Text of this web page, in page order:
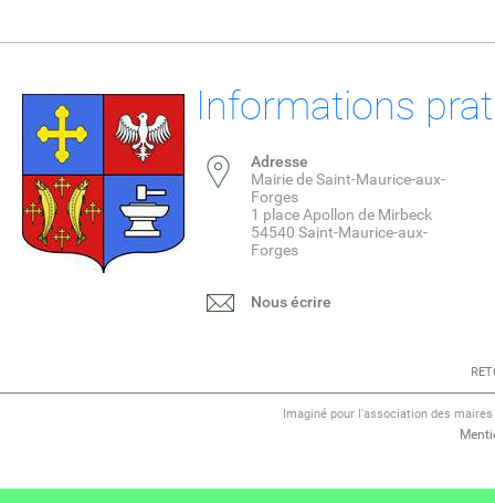
Informations
Adresse
Mairie de Saint-Maurice-aux-
Forges
1 place Apollon de Mirbeck
54540 Saint-Maurice-aux-
Forges
Nous écrire
Imaginé pour l'association des